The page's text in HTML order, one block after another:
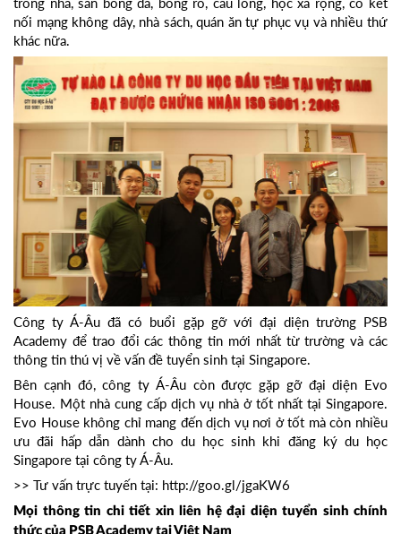
nối mạng không dây, nhà sách, quán ăn tự phục vụ và nhiều thứ
khác nữa.
Công ty Á-Âu đã có buổi gặp gỡ với đại diện trường PSB
Academy để trao đổi các thông tin mới nhất từ trường và các
thông tin thú vị về vấn đề tuyển sinh tại Singapore.
Bên cạnh đó, công ty Á-Âu còn được gặp gỡ đại diện Evo
House. Một nhà cung cấp dịch vụ nhà ở tốt nhất tại Singapore.
Evo House không chỉ mang đến dịch vụ nơi ở tốt mà còn nhiều
ưu đãi hấp dẫn dành cho du học sinh khi đăng ký du học
Singapore tại công ty Á-Âu.
>> Tư vấn trực tuyến tại: http://goo.gl/jgaKW6
Mọi thông tin chi tiết xin liên hệ đại diện tuyển sinh chính
thức của PSB Academy tại Việt Nam